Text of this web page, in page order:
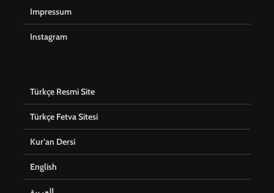
Impressum
Instagram
Türkçe Resmi Site
Türkçe Fetva Sitesi
Kur’an Dersi
English